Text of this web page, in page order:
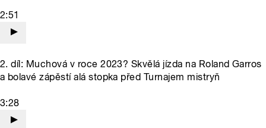
2:51
2. díl: Muchová v roce 2023? Skvělá jízda na Roland Garros
a bolavé zápěstí alá stopka před Turnajem mistryň
3:28